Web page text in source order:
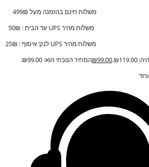
משלוח חינם בהזמנה מעל 499₪
משלוח מהיר UPS עד הבית : 50₪
משלוח מהיר UPS לנק’ איסוף : 25₪
₪99.00
המחיר הנוכחי הוא: ₪99.00.